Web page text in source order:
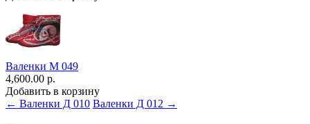
Валенки М 049
4,600.00 р.
Добавить в корзину
← Валенки Д 010 Валенки Д 012 →